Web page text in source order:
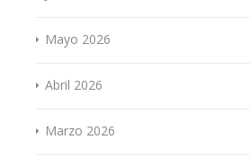
Mayo 2026
Abril 2026
Marzo 2026